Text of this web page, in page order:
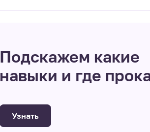
Подскажем какие
навыки и где
Узнать